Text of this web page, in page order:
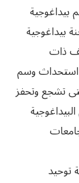
بيداغوجية
بيداغوجية
ذات
استحداث وسم
تشجع وتحفز
توحيد